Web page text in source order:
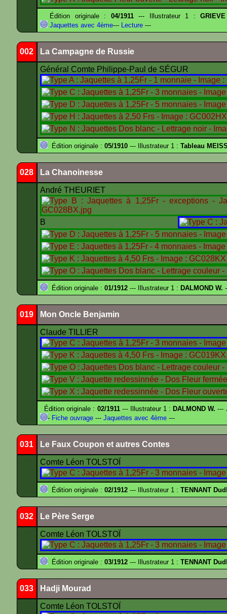
Édition originale : 04/1911--- Illustrateur 1 :
Jaquettes avec 4ème--- Lecture ---
002 La Campagne de Russie
Général Comte Philippe-Paul de SÉGUR
Édition originale : 05/1910 --- Illustrateur 1 : Tableau
028 La Chanoinesse
André THEURIET
B
Édition originale : 01/1912 --- Illustrateur 1 : DALMOND W.
019 Mon Oncle Benjamin
Claude TILLIER
Édition originale : 02/1911--- Illustrateur 1 : DALMOND W. ---
- Fiche ouvrage --- Jaquettes avec 4ème ---
031 Le Faux Coupon et autres Contes
Comte Léon TOLSTOÏ
Édition originale : 02/1912 --- Illustrateur 1 : TENNANT
032 Le Père Serge
Comte Léon TOLSTOÏ
Édition originale : 03/1912 --- Illustrateur 1 : TENNANT
033 Hadji Mourad
Comte Léon TOLSTOÏ